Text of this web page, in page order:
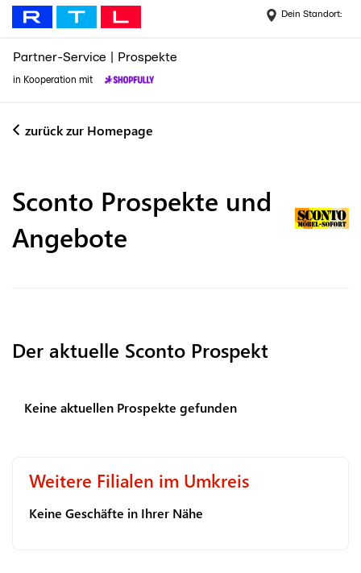
Dein Standort:
Partner-Service Prospekte
in Kooperation mit
zurück zur Homepage
Weitere Filialen im Umkreis
Keine Geschäfte in Ihrer Nähe
Sconto Prospekte und
Angebote
Der aktuelle Sconto Prospekt
Keine aktuellen Prospekte gefunden